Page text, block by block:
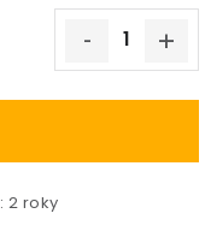
: 2 roky